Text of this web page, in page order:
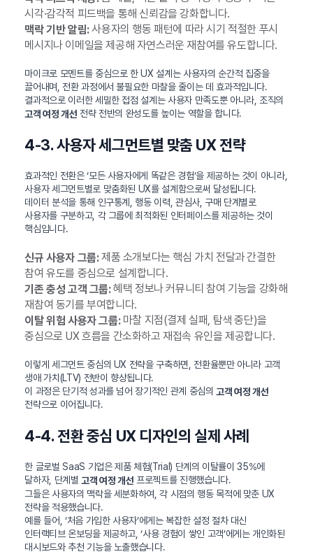
시각·감각적 피드백을 통해 신뢰감을 강화합니다.
맥락 기반 알림:사용자의 행동 패턴에 따라 시기 적절한 푸시
메시지나 이메일을 제공해 자연스러운 재참여를 유도합니다.
마이크로 모멘트를 중심으로 한 UX 설계는 사용자의 순간적 집중을
끌어내며, 전환 과정에서 불필요한 마찰을 줄이는 데 효과적입니다.
결과적으로 이러한 세밀한 접점 설계는 사용자 만족도뿐 아니라, 조직의
고객 여정 개선 전략 전반의 완성도를 높이는 역할을 합니다.
4-3. 사용자 세그먼트별 맞춤 UX 전략
효과적인 전환은 ‘모든 사용자에게 똑같은 경험’을 제공하는 것이 아니라,
사용자 세그먼트별로 맞춤화된 UX를 설계함으로써 달성됩니다.
데이터 분석을 통해 인구통계, 행동 이력, 관심사, 구매 단계별로
사용자를 구분하고, 각 그룹에 최적화된 인터페이스를 제공하는 것이
핵심입니다.
신규 사용자 그룹:제품 소개보다는 핵심 가치 전달과 간결한
참여 유도를 중심으로 설계합니다.
기존 충성 고객 그룹:혜택 정보나 커뮤니티 참여 기능을 강화해
재참여 동기를 부여합니다.
이탈 위험 사용자 그룹:마찰 지점(결제 실패, 탐색 중단)을
중심으로 UX 흐름을 간소화하고 재접속 유인을 제공합니다.
이렇게 세그먼트 중심의 UX 전략을 구축하면, 전환율뿐만 아니라 고객
생애 가치(LTV) 전반이 향상됩니다.
이 과정은 단기적 성과를 넘어 장기적인 관계 중심의 고객 여정 개선
전략으로 이어집니다.
4-4. 전환 중심 UX 디자인의 실제 사례
한 글로벌 SaaS 기업은 제품 체험(Trial) 단계의 이탈률이 35%에
달하자, 단계별고객 여정 개선 프로젝트를 진행했습니다.
그들은 사용자의 맥락을 세분화하여, 각 시점의 행동 목적에 맞춘 UX
전략을 적용했습니다.
예를 들어, ‘처음 가입한 사용자’에게는 복잡한 설정 절차 대신
인터랙티브 온보딩을 제공하고, ‘사용 경험이 쌓인 고객’에게는 개인화된
대시보드와 추천 기능을 노출했습니다.